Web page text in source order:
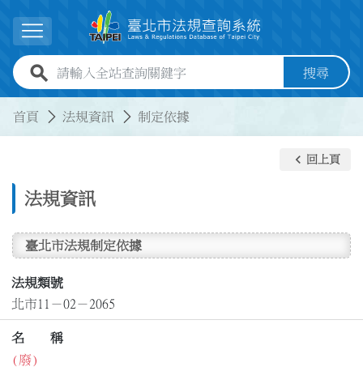
展開選單
全站查詢關鍵字欄位 搜尋
首頁 法規資訊 制定依據
法規資訊
keyboard_arrow_left 回上頁
臺北市法規制定依據
法規類號
北市11－02－2065
名 稱
(廢)